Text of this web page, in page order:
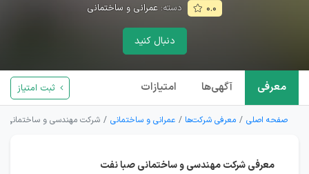
۰.۰ دسته: عمرانی و ساختمانی
دنبال کنید
معرفی آگهی‌ها امتیازات ثبت امتیاز
صفحه اصلی معرفی شرکت‌ها عمرانی و ساختمانی شرکت مهندسی و ساختمانی
معرفی شركت مهندسی و ساختمانی صبا نفت